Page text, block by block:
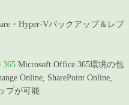
・Hyper-Vバックアップ＆レプ
365 Microsoft Office 365環境の包
Online, SharePoint Online,
プが可能